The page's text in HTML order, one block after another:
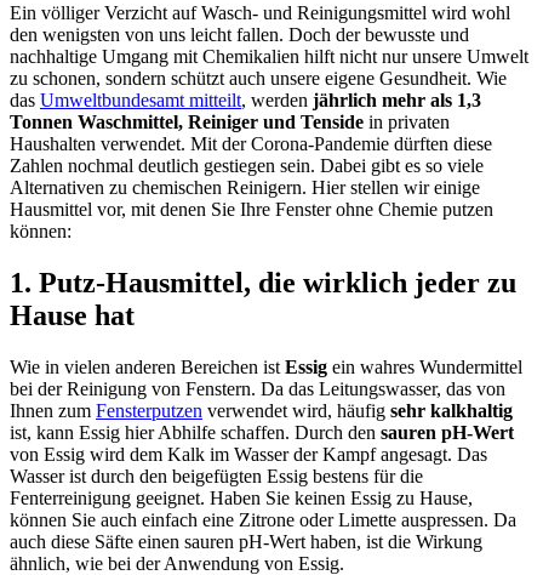
Ein völliger Verzicht auf Wasch- und Reinigungsmittel wird wohl
den wenigsten von uns leicht fallen. Doch der bewusste und
nachhaltige Umgang mit Chemikalien hilft nicht nur unsere Umwelt
zu schonen, sondern schützt auch unsere eigene Gesundheit. Wie
das Umweltbundesamt mitteilt, werden jährlich mehr als 1,3
Tonnen Waschmittel, Reiniger und Tenside in privaten
Haushalten verwendet. Mit der Corona-Pandemie dürften diese
Zahlen nochmal deutlich gestiegen sein. Dabei gibt es so viele
Alternativen zu chemischen Reinigern. Hier stellen wir einige
Hausmittel vor, mit denen Sie Ihre Fenster ohne Chemie putzen
können:
1. Putz-Hausmittel, die wirklich jeder zu
Hause hat
Wie in vielen anderen Bereichen ist Essig ein wahres Wundermittel
bei der Reinigung von Fenstern. Da das Leitungswasser, das von
Ihnen zum Fensterputzen verwendet wird, häufig sehr kalkhaltig
ist, kann Essig hier Abhilfe schaffen. Durch den sauren pH-Wert
von Essig wird dem Kalk im Wasser der Kampf angesagt. Das
Wasser ist durch den beigefügten Essig bestens für die
Fenterreinigung geeignet. Haben Sie keinen Essig zu Hause,
können Sie auch einfach eine Zitrone oder Limette auspressen. Da
auch diese Säfte einen sauren pH-Wert haben, ist die Wirkung
ähnlich, wie bei der Anwendung von Essig.